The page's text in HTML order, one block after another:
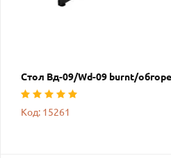
Стол Вд-09/Wd-09 burnt/
Код: 15261